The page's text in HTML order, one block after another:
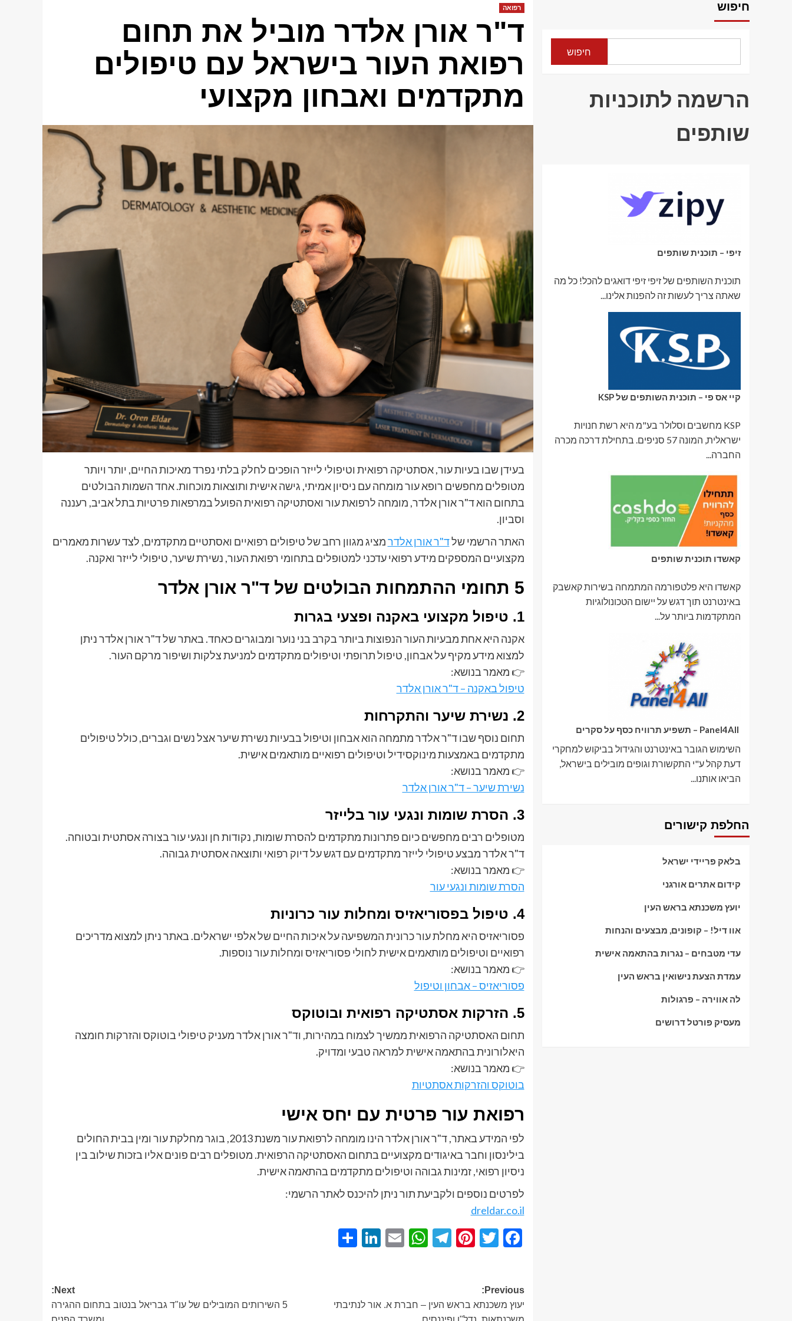
רפואה
ד"ר אורן אלדר מוביל את תחום
רפואת העור בישראל עם טיפולים
מתקדמים ואבחון מקצועי
בעידן שבו בעיות עור, אסתטיקה רפואית וטיפולי לייזר הופכים לחלק בלתי נפרד מאיכות החיים, יותר ויותר
מטופלים מחפשים רופא עור מומחה עם ניסיון אמיתי, גישה אישית ותוצאות מוכחות. אחד השמות הבולטים
בתחום הוא ד"ר אורן אלדר, מומחה לרפואת עור ואסתטיקה רפואית הפועל במרפאות פרטיות בתל אביב, רעננה
וסביון.
האתר הרשמי שלד"ר אורן אלדרמציג מגוון רחב של טיפולים רפואיים ואסתטיים מתקדמים, לצד עשרות מאמרים
מקצועיים המספקים מידע רפואי עדכני למטופלים בתחומי רפואת העור, נשירת שיער, טיפולי לייזר ואקנה.
5 תחומי ההתמחות הבולטים של ד"ר אורן אלדר
1. טיפול מקצועי באקנה ופצעי בגרות
אקנה היא אחת מבעיות העור הנפוצות ביותר בקרב בני נוער ומבוגרים כאחד. באתר של ד"ר אורן אלדר ניתן
למצוא מידע מקיף על אבחון, טיפול תרופתי וטיפולים מתקדמים למניעת צלקות ושיפור מרקם העור.
👉 מאמר בנושא:
טיפול באקנה – ד"ר אורן אלדר
2. נשירת שיער והתקרחות
תחום נוסף שבו ד"ר אלדר מתמחה הוא אבחון וטיפול בבעיות נשירת שיער אצל נשים וגברים, כולל טיפולים
מתקדמים באמצעות מינוקסידיל וטיפולים רפואיים מותאמים אישית.
👉 מאמר בנושא:
נשירת שיער – ד"ר אורן אלדר
3. הסרת שומות ונגעי עור בלייזר
מטופלים רבים מחפשים כיום פתרונות מתקדמים להסרת שומות, נקודות חן ונגעי עור בצורה אסתטית ובטוחה.
ד"ר אלדר מבצע טיפולי לייזר מתקדמים עם דגש על דיוק רפואי ותוצאה אסתטית גבוהה.
👉 מאמר בנושא:
הסרת שומות ונגעי עור
4. טיפול בפסוריאזיס ומחלות עור כרוניות
פסוריאזיס היא מחלת עור כרונית המשפיעה על איכות החיים של אלפי ישראלים. באתר ניתן למצוא מדריכים
רפואיים וטיפולים מותאמים אישית לחולי פסוריאזיס ומחלות עור נוספות.
👉 מאמר בנושא:
פסוריאזיס – אבחון וטיפול
5. הזרקות אסתטיקה רפואית ובוטוקס
תחום האסתטיקה הרפואית ממשיך לצמוח במהירות, וד"ר אורן אלדר מעניק טיפולי בוטוקס והזרקות חומצה
היאלורונית בהתאמה אישית למראה טבעי ומדויק.
👉 מאמר בנושא:
בוטוקס והזרקות אסתטיות
רפואת עור פרטית עם יחס אישי
לפי המידע באתר, ד"ר אורן אלדר הינו מומחה לרפואת עור משנת 2013, בוגר מחלקת עור ומין בבית החולים
בילינסון וחבר באיגודים מקצועיים בתחום האסתטיקה הרפואית. מטופלים רבים פונים אליו בזכות שילוב בין
ניסיון רפואי, זמינות גבוהה וטיפולים מתקדמים בהתאמה אישית.
לפרטים נוספים ולקביעת תור ניתן להיכנס לאתר הרשמי:
dreldar.co.il
Facebook
Twitter
Pinterest
Telegram
WhatsApp
Email
LinkedIn
Post
navigation
Previous:
יעוץ משכנתא בראש העין – חברת א. אור לנתיבתי
Next:
5 השירותים המובילים של עו"ד גבריאל בנטוב בתחום ההגירה
חיפוש
חיפוש
הרשמה לתוכניות
שותפים
זיפי – תוכנית שותפים
תוכנית השותפים של זיפי זיפי דואגים להכל! כל מה
שאתה צריך לעשות זה להפנות אלינו...
קיי אס פי – תוכנית השותפים של KSP
KSP מחשבים וסלולר בע"מ היא רשת חנויות
ישראלית, המונה 57 סניפים. בתחילת דרכה מכרה
החברה...
קאשדו תוכנית שותפים
קאשדו היא פלטפורמה המתמחה בשירות קאשבק
באינטרנט תוך דגש על יישום הטכונולוגיות
המתקדמות ביותר על...
השימוש הגובר באינטרנט והגידול בביקוש למחקרי
דעת קהל ע"י התקשורת וגופים מובילים בישראל,
הביאו אותנו...
החלפת קישורים
בלאק פריידי ישראל
קידום אתרים אורגני
יועץ משכנתא בראש העין
אוו דיל! – קופונים, מבצעים והנחות
עדי מטבחים – נגרות בהתאמה אישית
עמדת הצעת נישואין בראש העין
לה אווירה – פרגולות
מעסיק פורטל דרושים